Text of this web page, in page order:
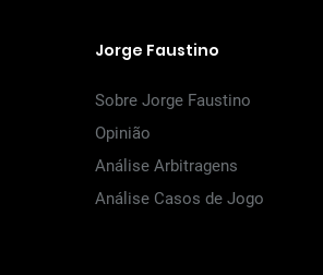
Jorge Faustino
Sobre Jorge Faustino
Opinião
Análise Arbitragens
Análise Casos de Jogo